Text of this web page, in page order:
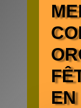
EN